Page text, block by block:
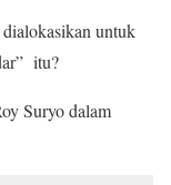
untuk
itu?
Suryo dalam